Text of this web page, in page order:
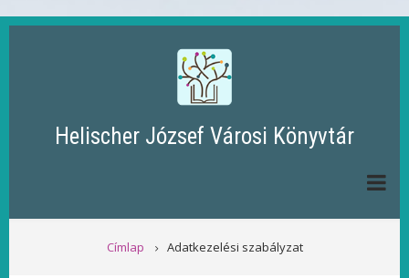
Helischer József Városi Könyvtár
MORZSA
Címlap Adatkezelési szabályzat